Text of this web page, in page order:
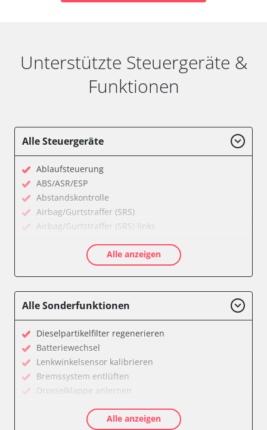
Unterstützte Steuergeräte &
Funktionen
Alle Steuergeräte
Ablaufsteuerung
ABS/ASR/ESP
Abstandskontrolle
Airbag/Gurtstraffer (SRS)
Airbag/Gurtstraffer (SRS) links
Allradelektronik
Anhängersteuergerät
Bremskraftverstärker
Diagnoseschnittstelle (EOBD/OBDII)
Differentialsperre
Einparkhilfe
Einparkhilfe Lenkhilfe
Fahrtrichtungskamera
Fernlichtassistent
Alle anzeigen
Alle Sonderfunktionen
Dieselpartikelfilter regenerieren
Batteriewechsel
Lenkwinkelsensor kalibrieren
Bremssystem entlüften
Drosselklappe anlernen
Luftmassenmesser anlernen
Alle anzeigen